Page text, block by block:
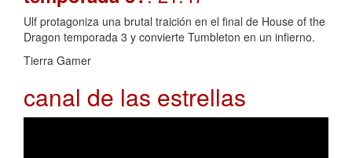
Ulf protagoniza una brutal traición en el final de House of the
Dragon temporada 3 y convierte Tumbleton en un infierno.
Tierra Gamer
canal de las estrellas